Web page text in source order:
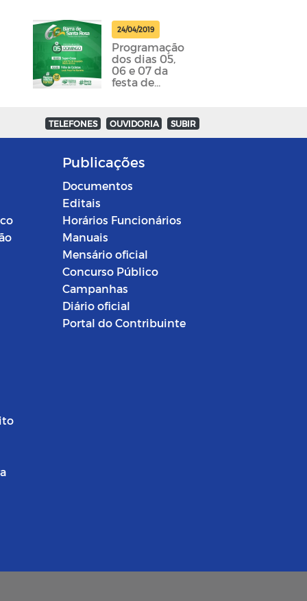
24/04/2019
Programação
dos dias 05,
06 e 07 da
festa de
foram
divulgadas
TELEFONES OUVIDORIA SUBIR
Publicações
Documentos
Editais
Horários Funcionários
Manuais
Mensário oficial
Concurso Público
Campanhas
Diário oficial
Portal do Contribuinte